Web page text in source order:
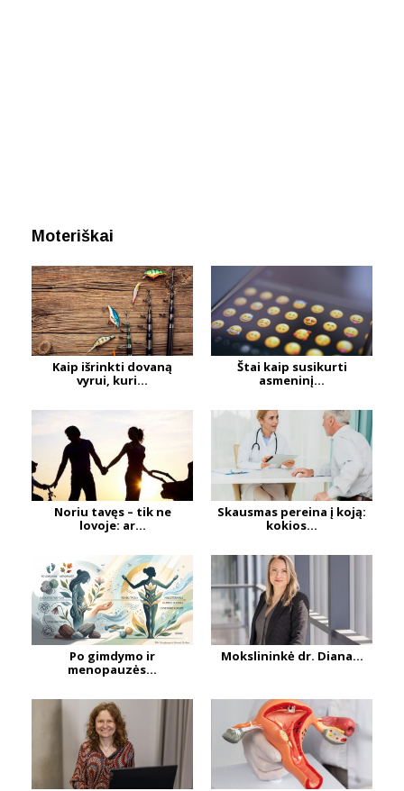
Moteriškai
Kaip išrinkti dovaną
vyrui, kuri...
Štai kaip susikurti
asmeninį...
Noriu tavęs – tik ne
lovoje: ar...
Skausmas pereina į koją:
kokios...
Po gimdymo ir
menopauzės...
Mokslininkė dr. Diana...